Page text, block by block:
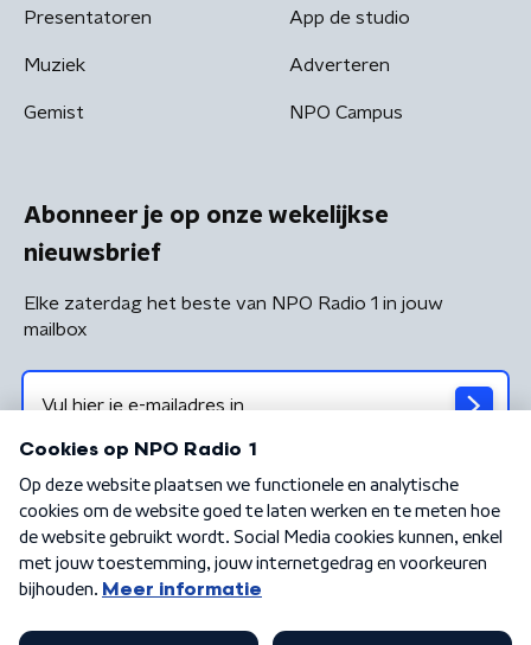
Presentatoren
Muziek
Gemist
App de studio
Adverteren
NPO Campus
Abonneer je op onze wekelijkse
nieuwsbrief
Elke zaterdag het beste van NPO Radio 1 in jouw
mailbox
Algemene voorwaarden